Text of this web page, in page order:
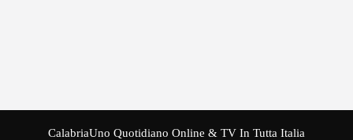
CalabriaUno Quotidiano Online & TV In Tutta Italia